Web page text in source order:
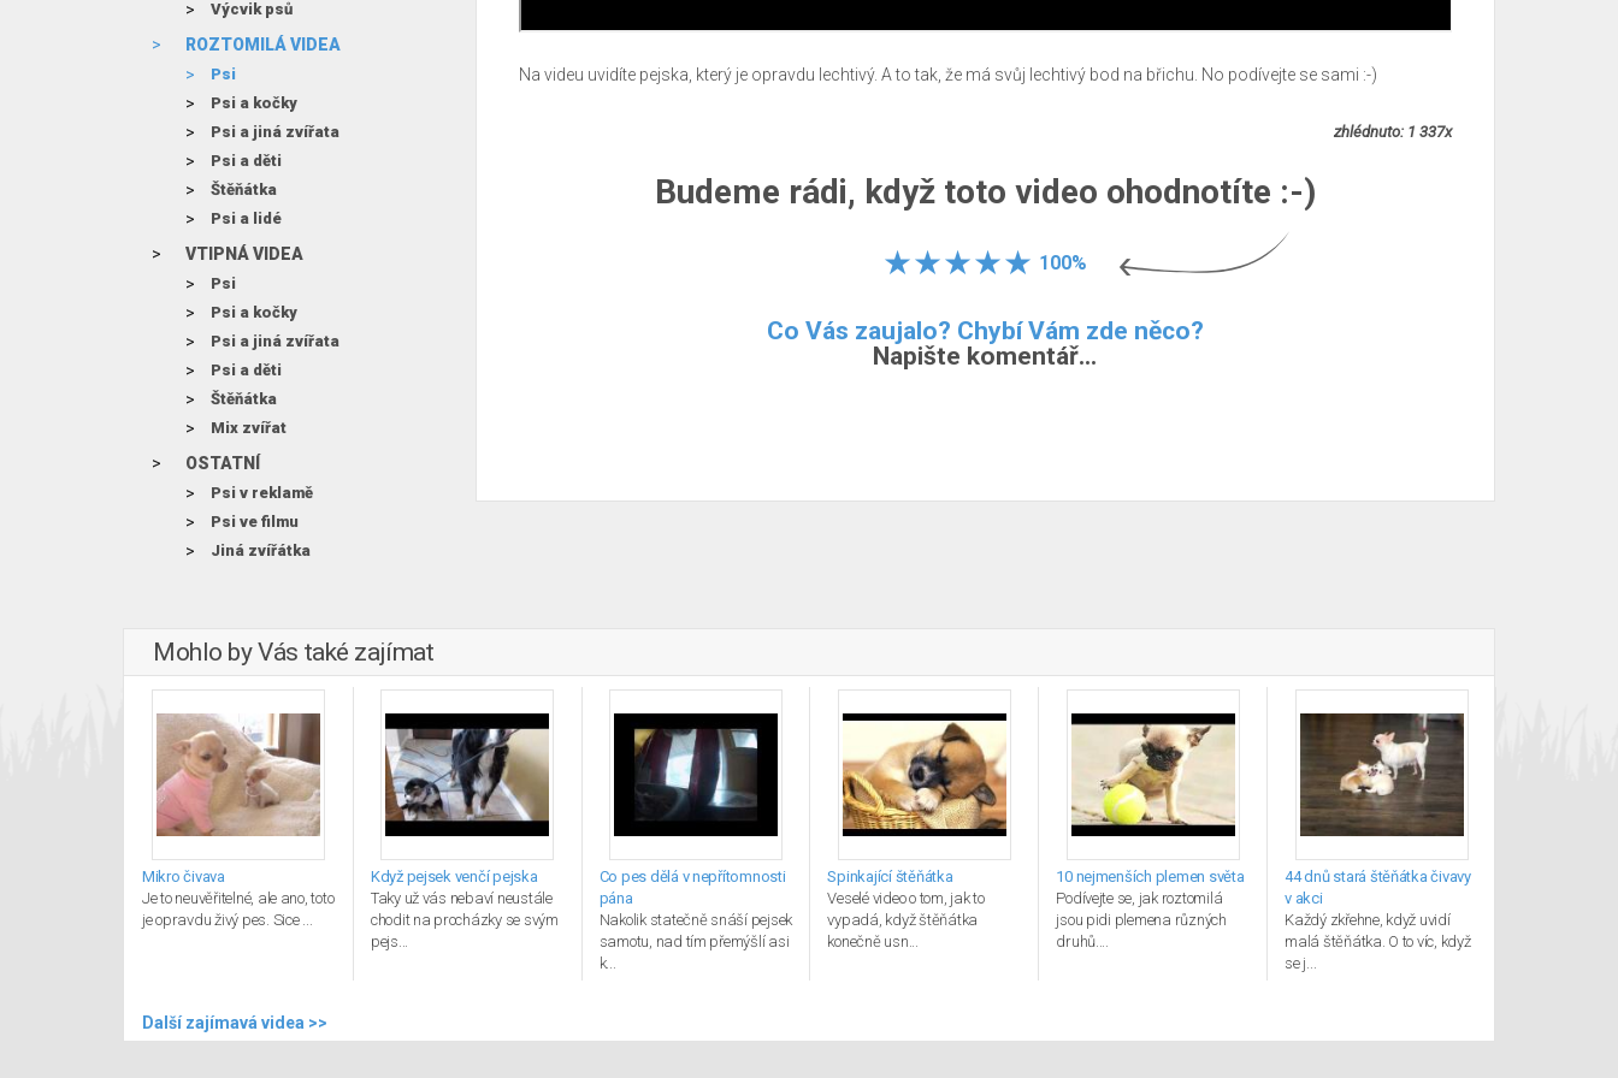
Výcvik psů
ROZTOMILÁ VIDEA
Psi
Psi a kočky
Psi a jiná zvířata
Psi a děti
Štěňátka
Psi a lidé
VTIPNÁ VIDEA
Psi
Psi a kočky
Psi a jiná zvířata
Psi a děti
Štěňátka
Mix zvířat
OSTATNÍ
Psi v reklamě
Psi ve filmu
Jiná zvířátka
Na videu uvidíte pejska, který je opravdu lechtivý. A to tak, že má svůj lechtivý bod na břichu. No podívejte se sami :-)
zhlédnuto: 1 337x
Budeme rádi, když toto video ohodnotíte :-)
100%
Co Vás zaujalo? Chybí Vám zde něco?
Napište komentář...
Mohlo by Vás také zajímat
Mikro čivava
Je to neuvěřitelné, ale ano, toto
je opravdu živý pes. Sice ...
Když pejsek venčí pejska
Taky už vás nebaví neustále
chodit na procházky se svým
pejs...
Co pes dělá v nepřítomnosti
pána
Nakolik statečně snáší pejsek
samotu, nad tím přemýšlí asi
k...
Spinkající štěňátka
Veselé video o tom, jak to
vypadá, když štěňátka
konečně usn...
10 nejmenších plemen světa
Podívejte se, jak roztomilá
jsou pidi plemena různých
druhů....
44 dnů stará štěňátka čivavy
v akci
Každý zkřehne, když uvidí
malá štěňátka. O to víc, když
se j...
Další zajímavá videa >>